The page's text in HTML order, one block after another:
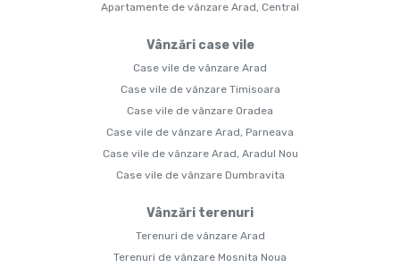
Apartamente de vânzare Arad, Central
Vânzări case vile
Case vile de vânzare Arad
Case vile de vânzare Timisoara
Case vile de vânzare Oradea
Case vile de vânzare Arad, Parneava
Case vile de vânzare Arad, Aradul Nou
Case vile de vânzare Dumbravita
Vânzări terenuri
Terenuri de vânzare Arad
Terenuri de vânzare Mosnita Noua